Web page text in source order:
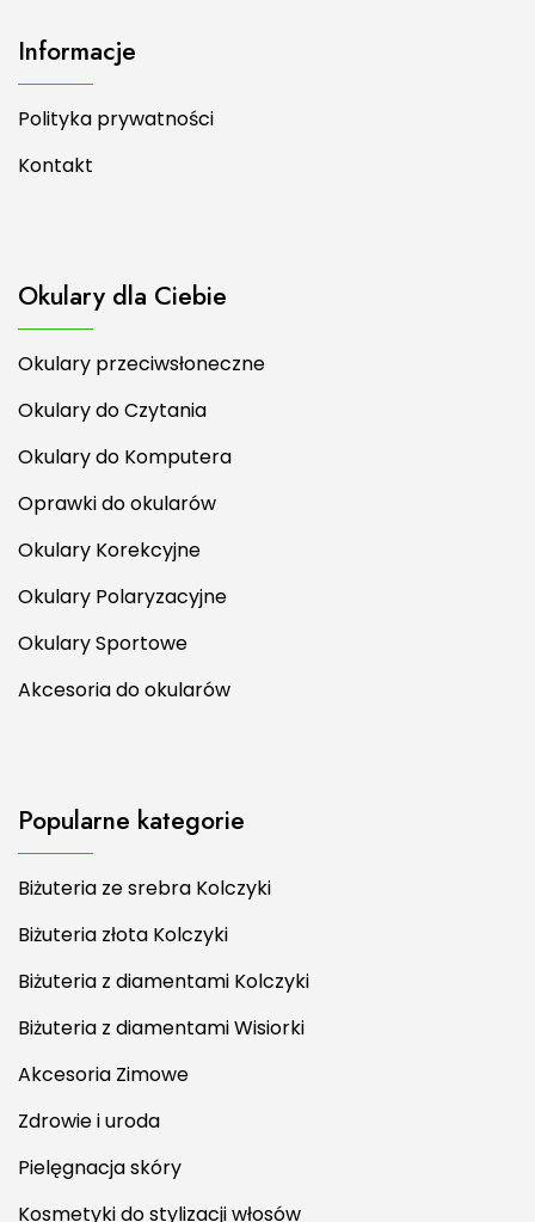
Informacje
Polityka prywatności
Kontakt
Okulary dla Ciebie
Okulary przeciwsłoneczne
Okulary do Czytania
Okulary do Komputera
Oprawki do okularów
Okulary Korekcyjne
Okulary Polaryzacyjne
Okulary Sportowe
Akcesoria do okularów
Popularne kategorie
Biżuteria ze srebra Kolczyki
Biżuteria złota Kolczyki
Biżuteria z diamentami Kolczyki
Biżuteria z diamentami Wisiorki
Akcesoria Zimowe
Zdrowie i uroda
Pielęgnacja skóry
Kosmetyki do stylizacji włosów